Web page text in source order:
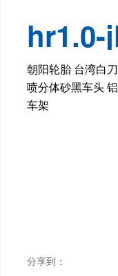
BICYCLE
ELECTRIC BIKE
hr1.0-
朝阳轮胎 台湾白
喷分体砂黑车头
车架
分享到：